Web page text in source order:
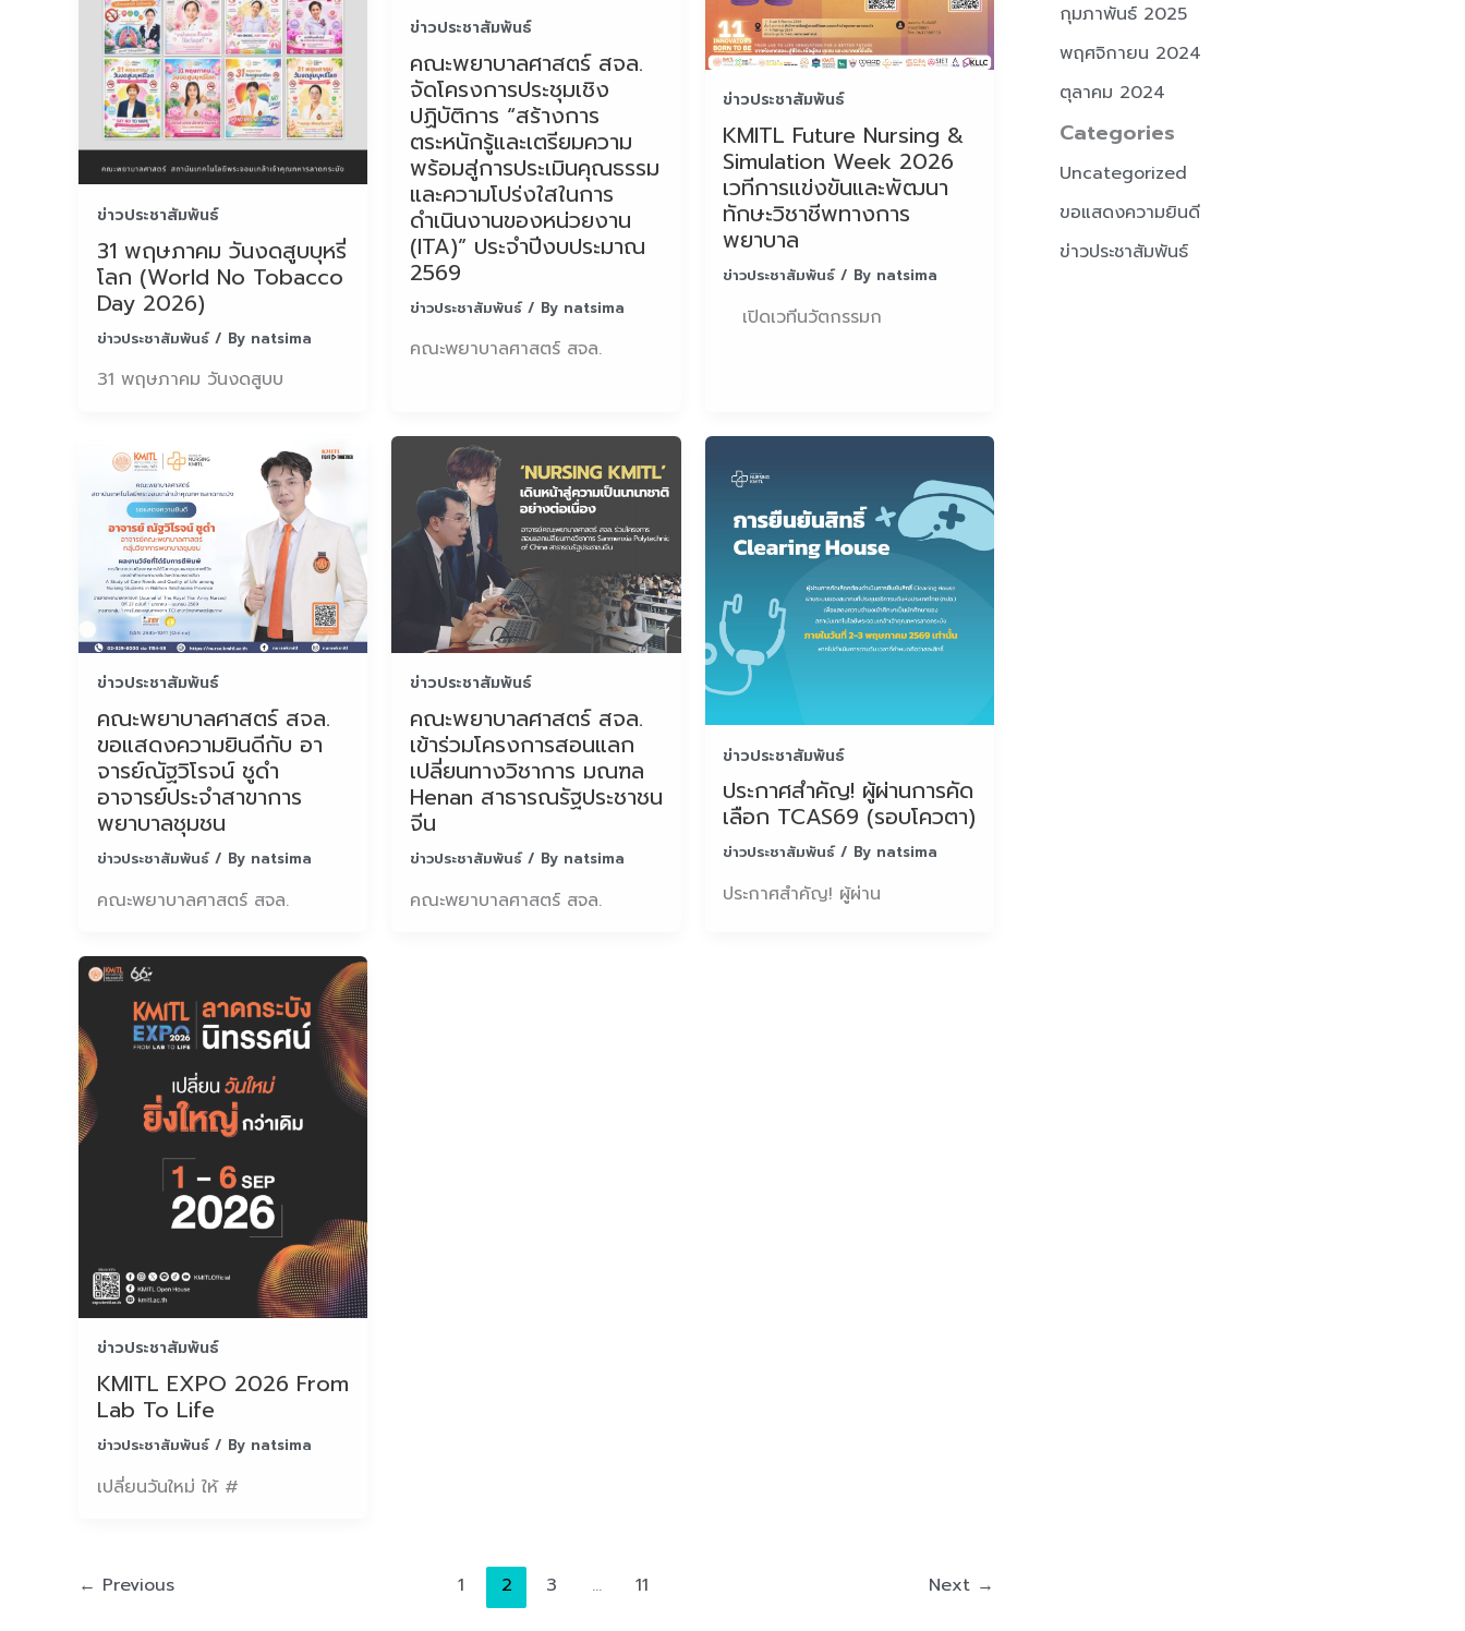
ข่าวประชาสัมพันธ์
31 พฤษภาคม วันงดสูบบุหรี่
โลก (World No Tobacco
Day 2026)
ข่าวประชาสัมพันธ์/ By natsima
31 พฤษภาคม วันงดสูบบ
ข่าวประชาสัมพันธ์
คณะพยาบาลศาสตร์ สจล.
จัดโครงการประชุมเชิง
ปฏิบัติการ “สร้างการ
ตระหนักรู้และเตรียมความ
พร้อมสู่การประเมินคุณธรรม
และความโปร่งใสในการ
ดำเนินงานของหน่วยงาน
(ITA)” ประจำปีงบประมาณ
2569
ข่าวประชาสัมพันธ์/ By natsima
คณะพยาบาลศาสตร์ สจล.
ข่าวประชาสัมพันธ์
KMITL Future Nursing &
Simulation Week 2026
เวทีการแข่งขันและพัฒนา
ทักษะวิชาชีพทางการ
พยาบาล
ข่าวประชาสัมพันธ์/ By natsima
เปิดเวทีนวัตกรรมก
ข่าวประชาสัมพันธ์
คณะพยาบาลศาสตร์ สจล.
ขอแสดงความยินดีกับ อา
จารย์ณัฐวิโรจน์ ชูดำ
อาจารย์ประจำสาขาการ
พยาบาลชุมชน
ข่าวประชาสัมพันธ์/ By natsima
คณะพยาบาลศาสตร์ สจล.
ข่าวประชาสัมพันธ์
คณะพยาบาลศาสตร์ สจล.
เข้าร่วมโครงการสอนแลก
เปลี่ยนทางวิชาการ มณฑล
Henan สาธารณรัฐประชาชน
จีน
ข่าวประชาสัมพันธ์/ By natsima
คณะพยาบาลศาสตร์ สจล.
ข่าวประชาสัมพันธ์
ประกาศสำคัญ! ผู้ผ่านการคัด
เลือก TCAS69 (รอบโควตา)
ข่าวประชาสัมพันธ์/ By natsima
ประกาศสำคัญ! ผู้ผ่าน
ข่าวประชาสัมพันธ์
KMITL EXPO 2026 From
Lab To Life
ข่าวประชาสัมพันธ์/ By natsima
เปลี่ยนวันใหม่ ให้ #
← Previous 1 2 3 … 11 Next →
กุมภาพันธ์ 2025
พฤศจิกายน 2024
ตุลาคม 2024
Categories
Uncategorized
ขอแสดงความยินดี
ข่าวประชาสัมพันธ์